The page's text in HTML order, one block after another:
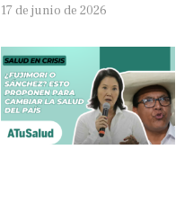
17 de junio de 2026